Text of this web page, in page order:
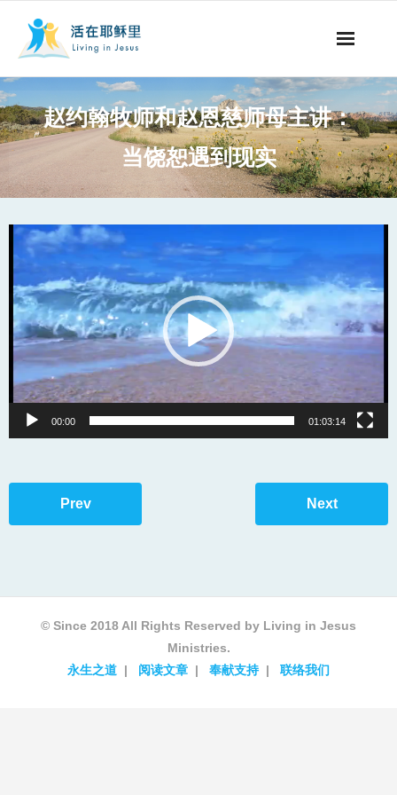
视听节目
阅读文章
永生之道
奉献支持
其他语言
赵约翰牧师和赵恩慈师母主讲：
当饶恕遇到现实
Video
Player
00:00 01:03:14
Prev Next
© Since 2018 All Rights Reserved by Living in Jesus
Ministries.
永生之道
阅读文章 奉献支持 联络我们